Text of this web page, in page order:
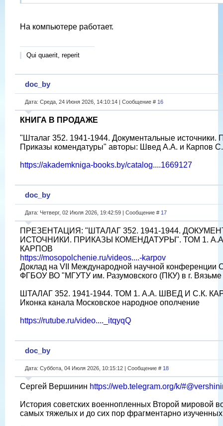
На компьютере работает.
Qui quaerit, reperit
doc_by
Дата: Среда, 24 Июня 2026, 14:10:14 | Сообщение # 16
КНИГА В ПРОДАЖЕ
"Шталаг 352. 1941-1944. Документальные источники.
Приказы комендатуры" авторы: Швед А.А. и Карпов
https://akademkniga-books.by/catalog....1669127
doc_by
Дата: Четверг, 02 Июля 2026, 19:42:59 | Сообщение # 17
ПРЕЗЕНТАЦИЯ: "ШТАЛАГ 352. 1941-1944.
ИСТОЧНИКИ. ПРИКАЗЫ КОМЕНДАТУРЫ". ТОМ 1.
КАРПОВ
https://mosopolchenie.ru/videos....-karpov
Доклад на VII Международной научной
ФГБОУ ВО "МГУТУ им. Разумовского (ПКУ) в г. Вязьме
ШТАЛАГ 352. 1941-1944. ТОМ 1. А.А. ШВЕД И С.К.
Иконка канала Московское народное ополчение
https://rutube.ru/video...._itqyqQ
doc_by
Дата: Суббота, 04 Июля 2026, 10:15:12 | Сообщение # 18
Сергей Вершинин https://web.telegram.org/k/
История советских военнопленных Второй мировой
самых тяжелых и до сих пор фрагментарно